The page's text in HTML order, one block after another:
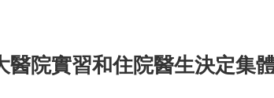
醫院實習和住院醫生決定集